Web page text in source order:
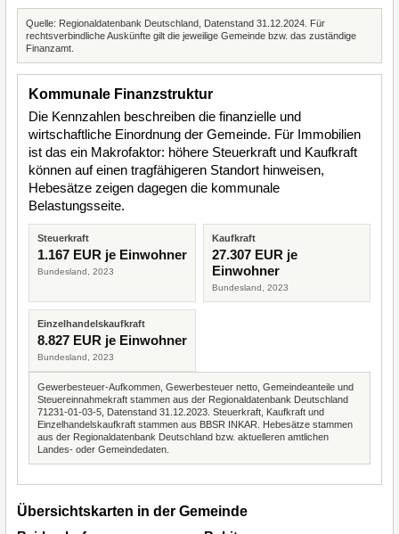
Quelle: Regionaldatenbank Deutschland, Datenstand 31.12.2024. Für
rechtsverbindliche Auskünfte gilt die jeweilige Gemeinde bzw. das zuständige
Finanzamt.
Kommunale Finanzstruktur
Die Kennzahlen beschreiben die finanzielle und
wirtschaftliche Einordnung der Gemeinde. Für Immobilien
ist das ein Makrofaktor: höhere Steuerkraft und Kaufkraft
können auf einen tragfähigeren Standort hinweisen,
Hebesätze zeigen dagegen die kommunale
Belastungsseite.
Steuerkraft
1.167 EUR je Einwohner
Bundesland, 2023
Kaufkraft
27.307 EUR je
Einwohner
Bundesland, 2023
Einzelhandelskaufkraft
8.827 EUR je Einwohner
Bundesland, 2023
Gewerbesteuer-Aufkommen, Gewerbesteuer netto, Gemeindeanteile und
Steuereinnahmekraft stammen aus der Regionaldatenbank Deutschland
71231-01-03-5, Datenstand 31.12.2023. Steuerkraft, Kaufkraft und
Einzelhandelskaufkraft stammen aus BBSR INKAR. Hebesätze stammen
aus der Regionaldatenbank Deutschland bzw. aktuelleren amtlichen
Landes- oder Gemeindedaten.
Übersichtskarten in der Gemeinde